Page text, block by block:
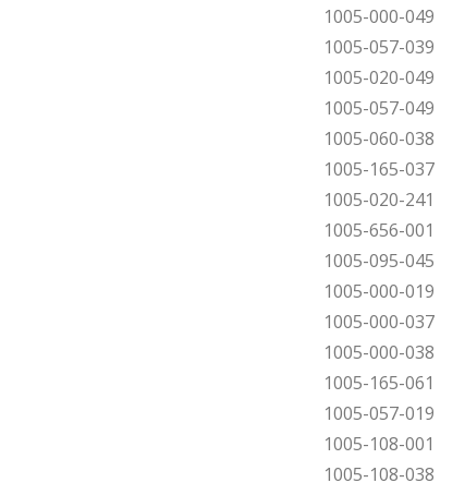
1005-000-049
1005-057-039
1005-020-049
1005-057-049
1005-060-038
1005-165-037
1005-020-241
1005-656-001
1005-095-045
1005-000-019
1005-000-037
1005-000-038
1005-165-061
1005-057-019
1005-108-001
1005-108-038